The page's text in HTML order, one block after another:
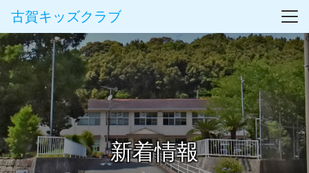
古賀キッズクラブ
新着情報